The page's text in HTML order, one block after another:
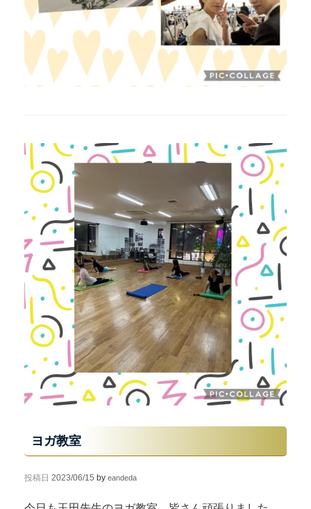
ヨガ教室
投稿日 2023/06/15 by eandeda